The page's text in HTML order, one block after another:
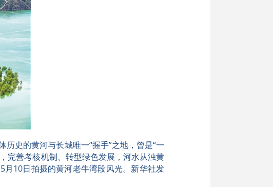
史的黄河与长城唯一“握手”之地，曾是“一
完善考核机制、转型绿色发展，河水从浊黄
10日拍摄的黄河老牛湾段风光。新华社发